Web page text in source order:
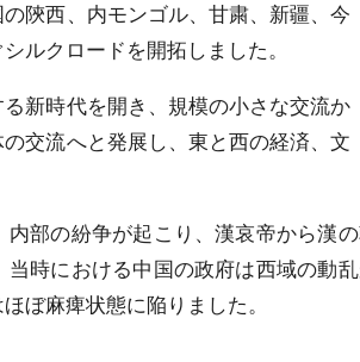
陝西、内モンゴル、甘粛、新疆、今
ルクロードを開拓しました。
新時代を開き、規模の小さな交流か
交流へと発展し、東と西の経済、文
部の紛争が起こり、漢哀帝から漢
時における中国の政府は西域の動
ぼ麻痺状態に陥りました。